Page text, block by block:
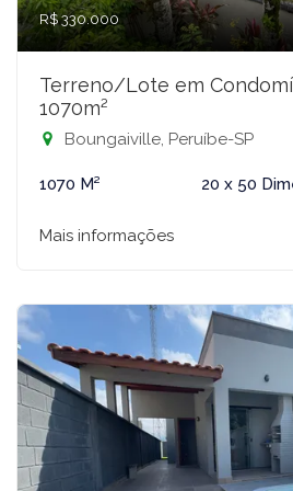
R$ 330.000
Terreno/Lote em
1070m²
Boungaiville, Peruíbe-SP
1070 M² 20 x 50
Mais informações